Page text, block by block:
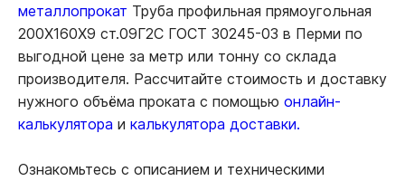
металлопрокат Труба профильная прямоугольная
200Х160Х9 ст.09Г2С ГОСТ 30245-03 в Перми по
выгодной цене за метр или тонну со склада
производителя. Рассчитайте стоимость и доставку
нужного объёма проката с помощью онлайн-
калькулятора и калькулятора доставки.
Ознакомьтесь с описанием и техническими